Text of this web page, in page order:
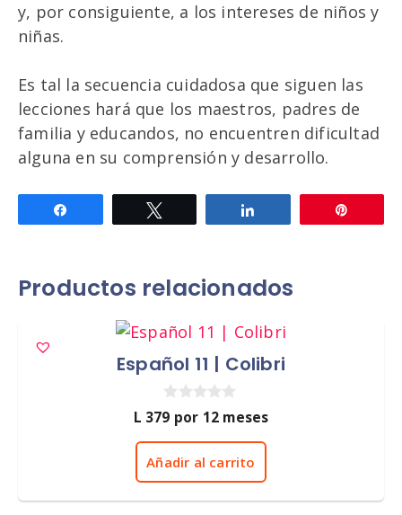
y, por consiguiente, a los intereses de niños y
niñas.
Es tal la secuencia cuidadosa que siguen las
lecciones hará que los maestros, padres de
familia y educandos, no encuentren dificultad
alguna en su comprensión y desarrollo.
Productos relacionados
Español 11 | Colibri
0
d
e
L 379 por 12 meses
Añadir al carrito